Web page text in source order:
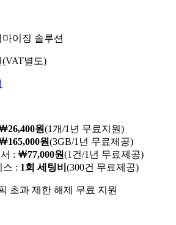
이징 솔루션
(VAT별도)
26,400원(1개/1년 무료지원)
165,000원(3GB/1년 무료제공)
: ￦77,000원(1건/1년 무료제공)
스 : 1회 세팅비 (300건 무료제공)
초과 제한 해제 무료 지원